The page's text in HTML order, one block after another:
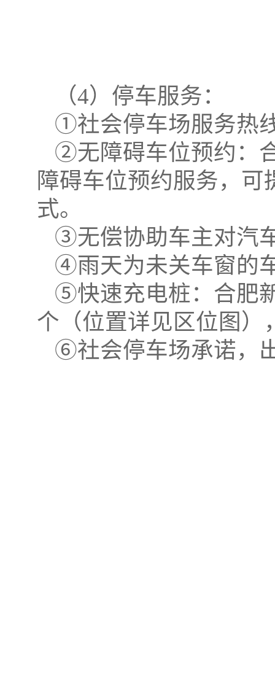
（4）停车服务：
①社会停车场服务热
②无障碍车位预约：
障碍车位预约服务，
式。
③无偿协助车主对汽
④雨天为未关车窗的
⑤快速充电桩：合肥
个（位置详见区位图）
⑥社会停车场承诺，